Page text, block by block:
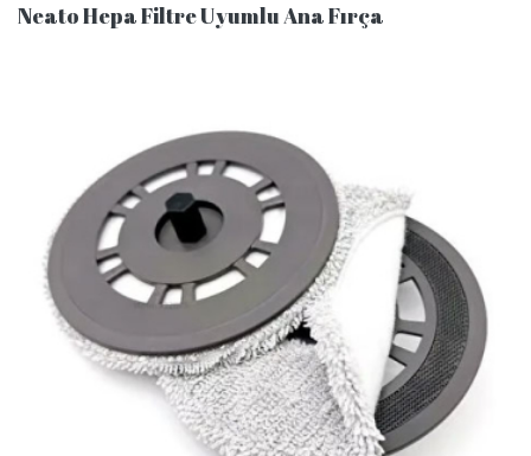
Neato Hepa Filtre Uyumlu Ana Fırça